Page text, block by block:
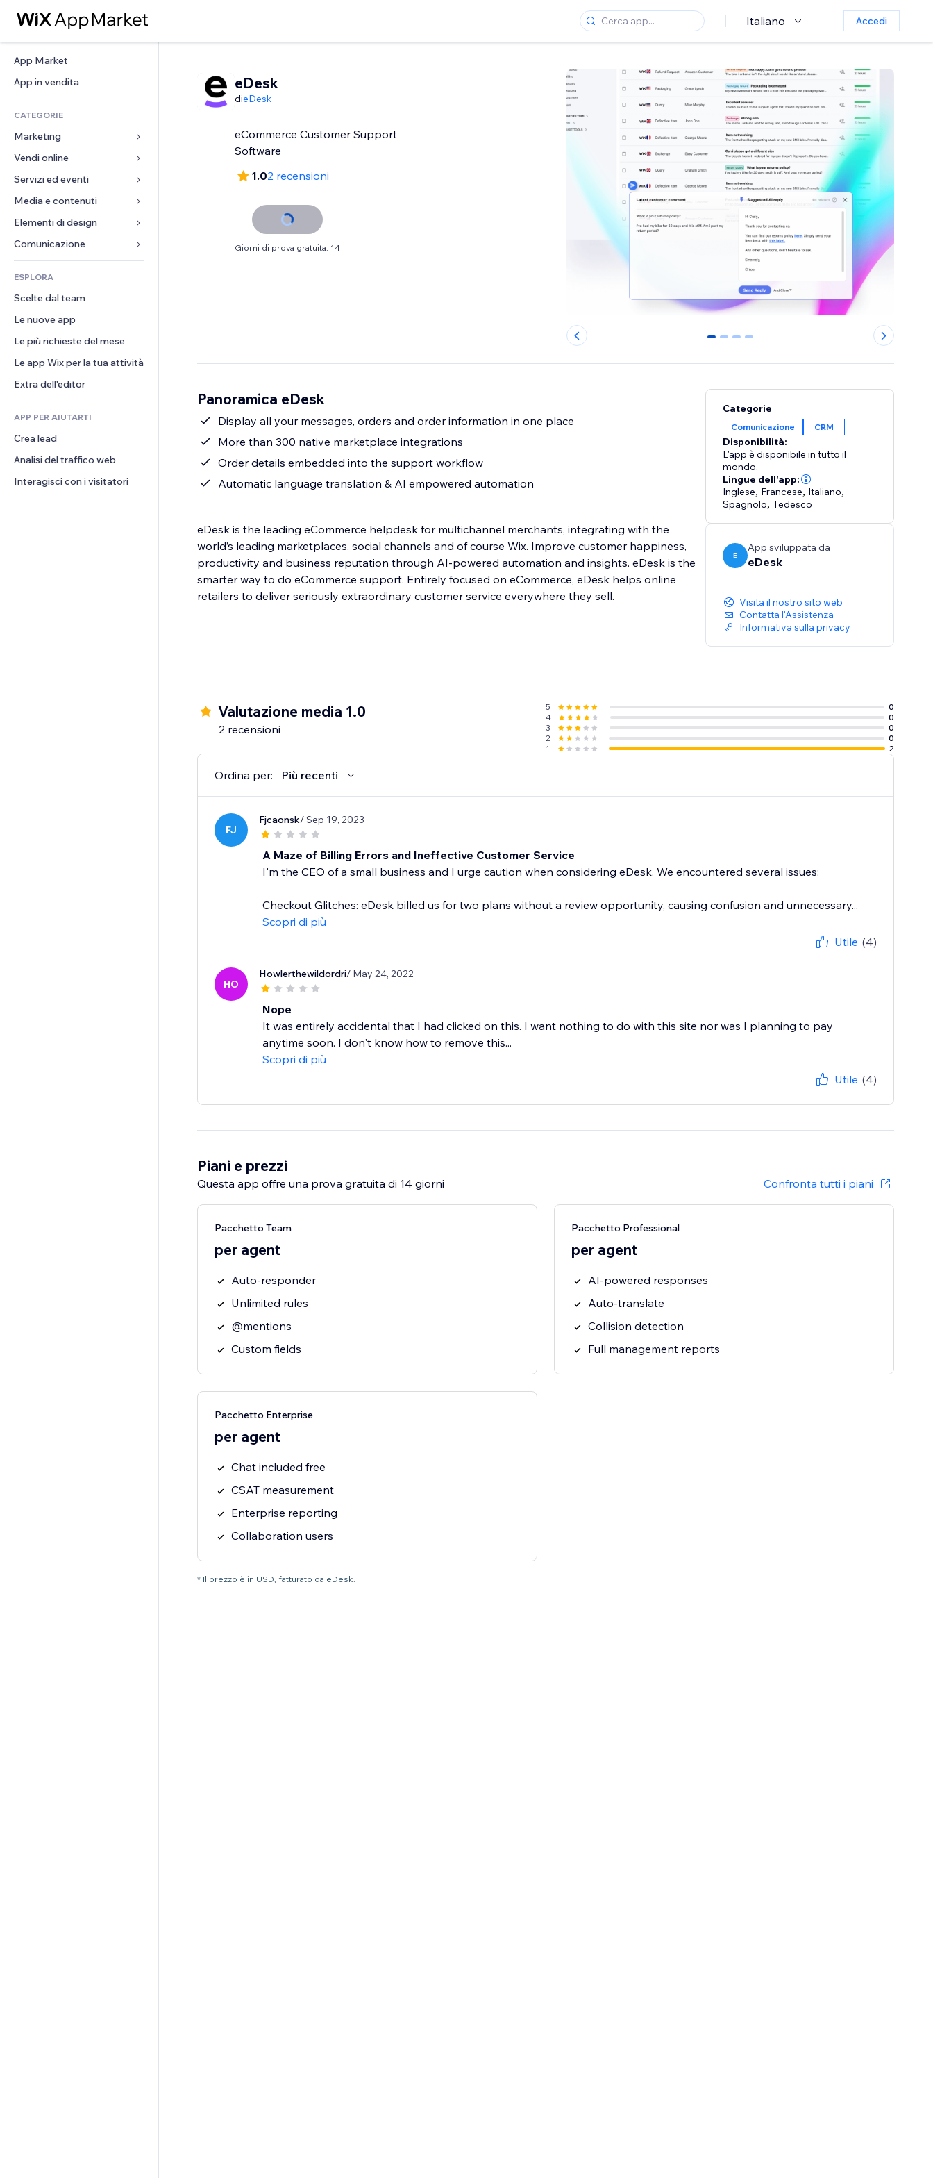
Italiano Accedi
App Market
App in vendita
CATEGORIE
Marketing
Inserzioni
Mobile
Dati analitici
Inserzioni sito
Email
Vendi online
App per Stores
Spedizione e consegna
Tasti Vendi
Amministrazione
Buoni e programmi fedeltà
Servizi ed eventi
Hotel
Eventi
Ristoranti
Immobiliare
Prenotazioni
Media e contenuti
Galleria
Musica
Podcast
Fotografia
Video
PDF
Condivisione file
Elementi di design
Mappe e navigazione
Privacy e sicurezza
Orologio
Template per pagine
Effetti immagine
Tasti e menu
Banner e badge
Calcolatrici
Cerca
Meteo
Grafici e tabelle
Moduli
Sondaggi
Chat
Commenti
Telefono
Community
Recensioni e testimonial
CRM
ESPLORA
Scelte dal team
Le nuove app
Le più richieste del mese
Le app Wix per la tua attività
Extra dell'editor
APP PER AIUTARTI
Crea lead
Analisi del traffico web
Interagisci con i visitatori
eDesk
dieDesk
eCommerce Customer Support
Software
1.02 recensioni
Giorni di prova gratuita: 14
0 1 2 3
Panoramica eDesk
Display all your messages, orders and order information in one place
More than 300 native marketplace integrations
Order details embedded into the support workflow
Automatic language translation & AI empowered automation
eDesk is the leading eCommerce helpdesk for multichannel merchants, integrating with the
world’s leading marketplaces, social channels and of course Wix. Improve customer happiness,
productivity and business reputation through AI-powered automation and insights. eDesk is the
smarter way to do eCommerce support. Entirely focused on eCommerce, eDesk helps online
Categorie
Comunicazione CRM
Disponibilità:
L'app è disponibile in tutto il
mondo.
Lingue dell'app:
Inglese, Francese, Italiano,
Spagnolo,Tedesco
E
App sviluppata da
eDesk
Visita il nostro sito web
Contatta l'Assistenza
Informativa sulla privacy
Valutazione media 1.0
2 recensioni
5
0
4
0
3
0
2
0
1
2
Ordina per: Più recenti
FJ
Fjcaonsk/ Sep 19, 2023
A Maze of Billing Errors and Ineffective Customer Service
I'm the CEO of a small business and I urge caution when considering eDesk. We encountered several issues:
Checkout Glitches: eDesk billed us for two plans without a review opportunity, causing confusion and unnecessary...
Scopri di più
Utile (4)
HO
Howlerthewildordri/ May 24, 2022
Nope
It was entirely accidental that I had clicked on this. I want nothing to do with this site nor was I planning to pay
anytime soon. I don't know how to remove this...
Scopri di più
Utile (4)
Piani e prezzi
Questa app offre una prova gratuita di 14 giorni Confronta tutti i piani
Pacchetto Team
per agent
Auto-responder
Unlimited rules
@mentions
Custom fields
Pacchetto Professional
per agent
AI-powered responses
Auto-translate
Collision detection
Full management reports
Pacchetto Enterprise
per agent
Chat included free
CSAT measurement
Enterprise reporting
Collaboration users
* Il prezzo è in USD, fatturato da eDesk.